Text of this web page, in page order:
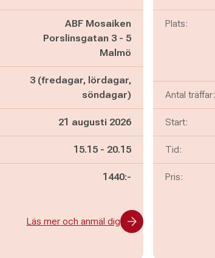
ABF Mosaiken
Porslinsgatan 3 - 5
Malmö
3 (fredagar, lördagar,
söndagar)
21 augusti 2026
Pågår mellan
15.15 - och
20.15
1440:-
Läs mer och anmäl dig
Plats:
Antal träffar:
Start:
Tid:
Pris: